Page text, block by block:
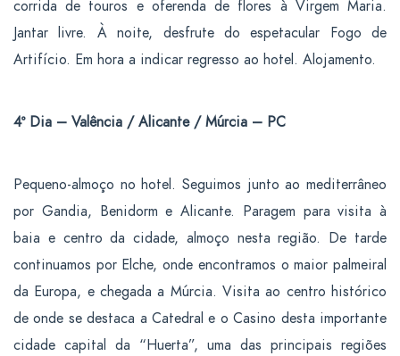
corrida de touros e oferenda de flores à Virgem Maria.
Jantar livre. À noite, desfrute do espetacular Fogo de
Artifício. Em hora a indicar regresso ao hotel. Alojamento.
4º Dia – Valência / Alicante / Múrcia – PC
Pequeno-almoço no hotel. Seguimos junto ao mediterrâneo
por Gandia, Benidorm e Alicante. Paragem para visita à
baia e centro da cidade, almoço nesta região. De tarde
continuamos por Elche, onde encontramos o maior palmeiral
da Europa, e chegada a Múrcia. Visita ao centro histórico
de onde se destaca a Catedral e o Casino desta importante
cidade capital da “Huerta”, uma das principais regiões